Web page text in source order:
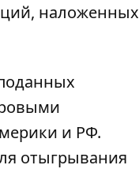
наложенных
и РФ.
отыгрывания